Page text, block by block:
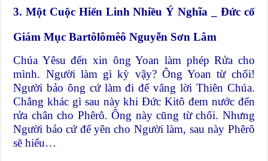
3. Một Cuộc Hiển Linh Nhiều Ý Nghĩa _ Ðức cố
Giám Mục Bartôlômêô Nguyễn Sơn Lâm
Chúa Yêsu đến xin ông Yoan làm phép Rửa cho
mình. Người làm gì kỳ vậy? Ông Yoan từ chối!
Người bảo ông cứ làm đi để vâng lời Thiên Chúa.
Chẳng khác gì sau này khi Ðức Kitô đem nước đến
rửa chân cho Phêrô. Ông này cũng từ chối. Nhưng
Người bảo cứ để yên cho Người làm, sau này Phêrô
sẽ hiểu…